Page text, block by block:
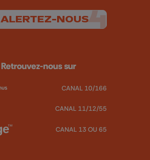
ALERTEZ-NOUS
Retrouvez-nous sur
CANAL 10/166
CANAL 11/12/55
CANAL 13 OU 65